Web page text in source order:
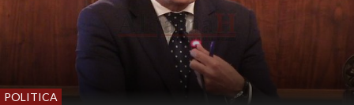
POLITICA